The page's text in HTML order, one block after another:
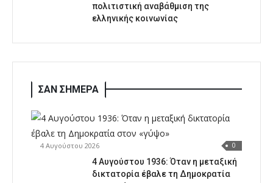
πολιτιστική αναβάθμιση της
ελληνικής κοινωνίας
ΣΑΝ ΣΗΜΕΡΑ
4 Αυγούστου 2026 0
4 Αυγούστου 1936: Όταν η μεταξική
δικτατορία έβαλε τη Δημοκρατία